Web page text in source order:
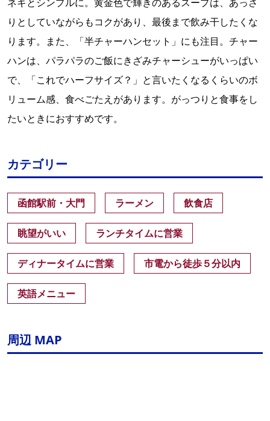
りとしていながらもコクがあり、最後まで飲み干したくな
ります。また、「半チャーハンセット」にも注目。チャー
ハンは、パラパラのご飯にきざみチャーシューがいっぱい
で、「これでハーフサイズ？」と言いたくなるくらいのボ
リューム感、食べごたえがあります。がっつりと食事をし
たいときにおすすめです。
カテゴリー
函館駅前・大門 ラーメン 飲食店
眺望がいい ランチタイムに営業
ディナータイムに営業 市電から徒歩５分以内
英語メニュー
周辺 MAP